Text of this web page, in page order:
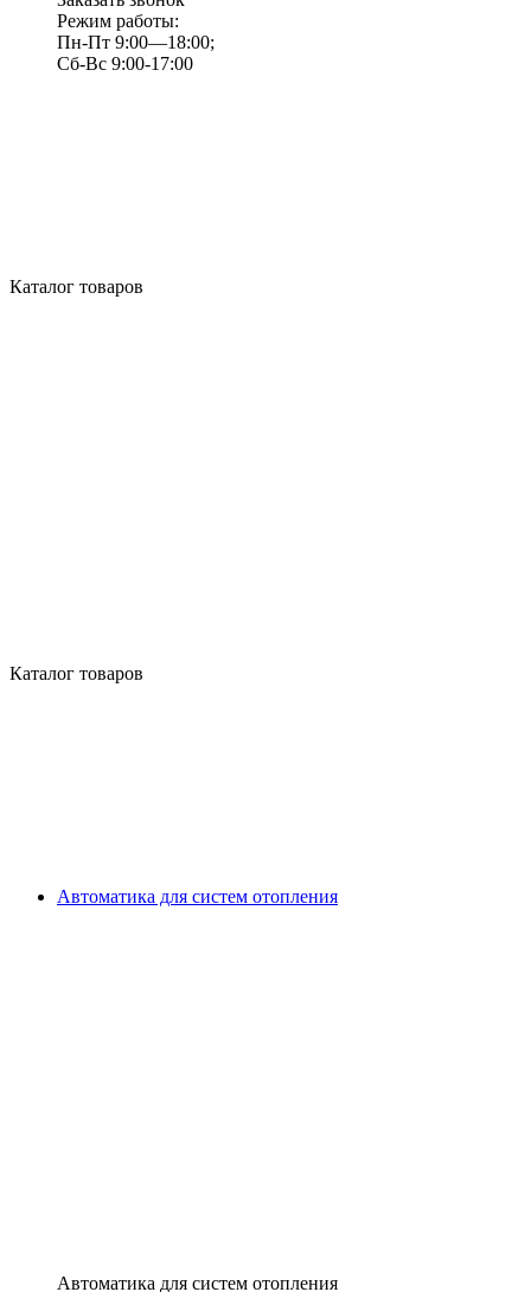
Режим работы:
Пн-Пт 9:00—18:00;
Сб-Вс 9:00-17:00
Каталог товаров
Каталог товаров
Автоматика для систем отопления
Автоматика для систем отопления